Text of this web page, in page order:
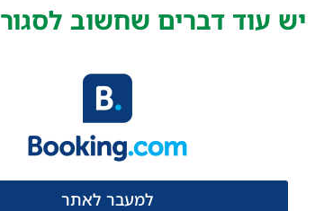
יש עוד דברים שחשוב לסגור
למעבר לאתר